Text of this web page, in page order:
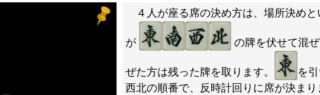
４人が座る席の決め方は、場所決め
が の牌を伏せて混
ぜた方は残った牌を取ります。
を
西北の順番で、反時計回りに席が決まり